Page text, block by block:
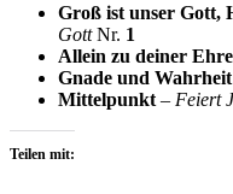
Groß ist unser Gott,
GottNr. 1
Allein zu deiner Ehre
Gnade und Wahrheit
Mittelpunkt – Feiert
Teilen mit: